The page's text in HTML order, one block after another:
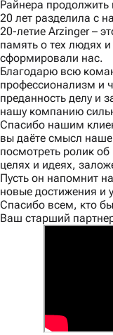
Райнера продолжить
20 лет разделила с
20-летие Arzinger –
память о тех людях
сформировали нас.
Благодарю всю
профессионализм и
преданность делу и
нашу компанию
Спасибо нашим
вы даёте смысл
посмотреть ролик
целях и идеях,
Пусть он напомнит
новые достижения и
Спасибо всем, кто
Ваш старший